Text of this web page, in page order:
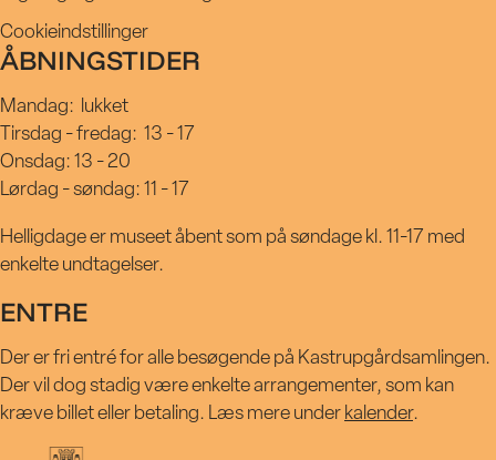
Cookieindstillinger
ÅBNINGSTIDER
Mandag:
lukket
Tirsdag - fredag: 13 - 17
Onsdag: 13 - 20
Lørdag - søndag: 11 - 17
Helligdage er museet åbent som på søndage kl. 11-17 med
enkelte undtagelser.
ENTRE
Der er fri entré for alle besøgende på Kastrupgårdsamlingen.
Der vil dog stadig være enkelte arrangementer, som kan
kræve billet eller betaling. Læs mere under kalender.